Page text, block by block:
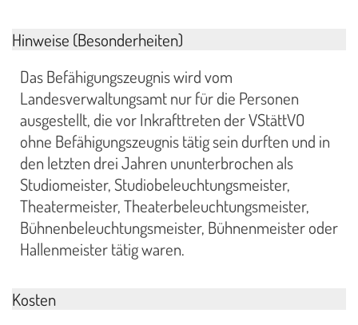
Hinweise (Besonderheiten)
Das Befähigungszeugnis wird vom
Landesverwaltungsamt nur für die Personen
ausgestellt, die vor Inkrafttreten der VStättVO
ohne Befähigungszeugnis tätig sein durften und in
den letzten drei Jahren ununterbrochen als
Studiomeister, Studiobeleuchtungsmeister,
Theatermeister, Theaterbeleuchtungsmeister,
Bühnenbeleuchtungsmeister, Bühnenmeister oder
Hallenmeister tätig waren.
Kosten